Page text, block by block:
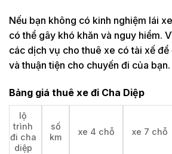
Nếu bạn không có kinh nghiệm lái
có thể gây khó khăn và nguy hiểm.
các dịch vụ cho thuê xe có tài xế để
và thuận tiện cho chuyến đi của bạn.
Bảng giá thuê xe đi Cha Diệp
lộ
trình
đi cha
diệp
số
km
xe 4 chỗ xe 7 chỗ